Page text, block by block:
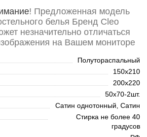
! Предложенная модель
белья Бренд Cleo
незначительно отличаться
на Вашем мониторе
Полутораспальный
150х210
200х220
50х70-2шт.
Сатин однотонный, Сатин
Стирка не более 40
градусов